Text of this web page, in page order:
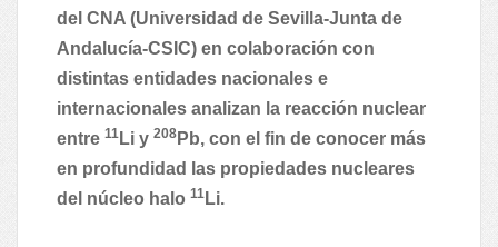
del CNA (Universidad de Sevilla-Junta de
Andalucía-CSIC) en colaboración con
distintas entidades nacionales e
internacionales analizan la reacción nuclear
entre 11 Li y 208 Pb, con el fin de conocer más
en profundidad las propiedades nucleares
del núcleo halo 11 Li.